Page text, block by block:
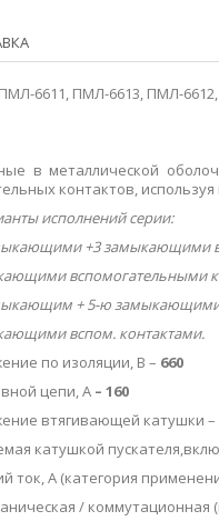
6611, ПМЛ-6613, ПМЛ-
в металлической
контактов,
исполнений серии:
+3 замыкающими
вспомогательными
+ 5-ю замыкающими
вспом. контактами.
по изоляции, В – 660
цепи, А – 160
втягивающей катушки –
катушкой
А (категория
/